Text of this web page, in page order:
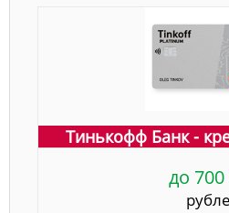
Тинькофф Банк -
до 700